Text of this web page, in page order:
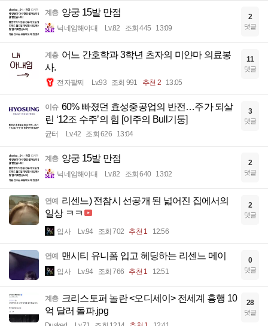
계층 양궁 15발 만점
닉네임해야대 Lv.82 조회 445 13:09
2
댓글
계층 어느 간호학과 3학년 츠자의 미얀마 의료봉
사.
전자팔찌 Lv.93 조회 991 추천 2 13:05
11
댓글
이슈 60% 빠졌던 효성중공업의 반전…주가 되살
린 ‘12조 수주’의 힘 [이주의 Bull기둥]
균터 Lv.42 조회 626 13:04
3
댓글
계층 양궁 15발 만점
닉네임해야대 Lv.82 조회 640 13:02
2
댓글
연예 리센느) 전참시 선공개 된 넓어진 집에서의
일상 ㅋㅋ
입사 Lv.94 조회 702 추천 1 12:56
2
댓글
연예 맨시티 유니폼 입고 헤딩하는 리센느 메이
입사 Lv.94 조회 766 추천 1 12:51
0
댓글
계층 크리스토퍼 놀란 <오디세이> 전세계 흥행 10
억 달러 돌파.jpg
28
댓글